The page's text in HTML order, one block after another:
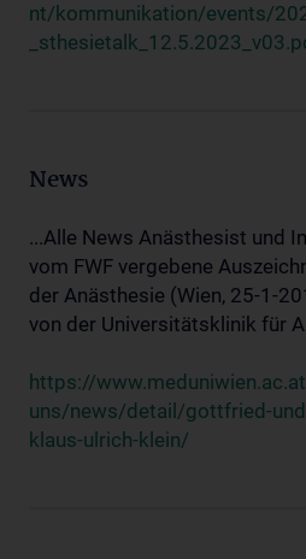
nt/kommunikation/events/
News
...Alle News Anästhesist und
vom FWF vergebene
der Anästhesie (Wien, 25-1-
von der Universitätsklinik für
https://
uns/news/detail/gottfried-
klaus-ulrich-klein/